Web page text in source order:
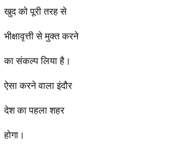
खुद को पूरी तरह से
भीक्षावृत्ती से मुक्त करने
का संकल्प लिया है।
ऐसा करने वाला इंदौर
देश का पहला शहर
होगा।